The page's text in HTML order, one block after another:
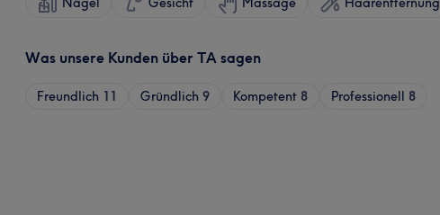
Was unsere Kunden über TA sagen
Freundlich 11 Gründlich 9 Kompetent 8 Professionell 8